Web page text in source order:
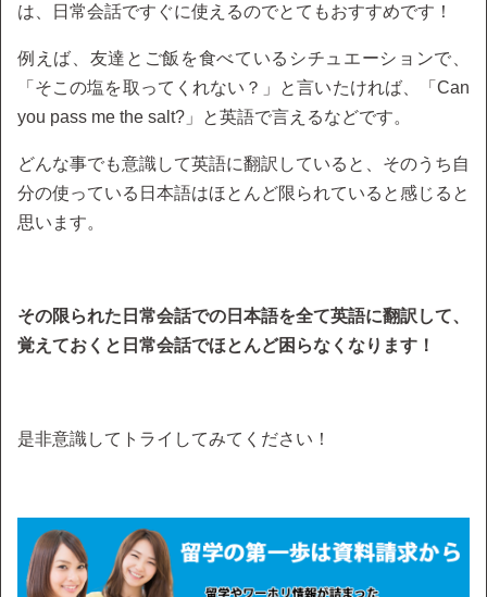
は、日常会話ですぐに使えるのでとてもおすすめです！
例えば、友達とご飯を食べているシチュエーションで、
「そこの塩を取ってくれない？」と言いたければ、「Can
you pass me the salt?」と英語で言えるなどです。
どんな事でも意識して英語に翻訳していると、そのうち自
分の使っている日本語はほとんど限られていると感じると
思います。
その限られた日常会話での日本語を全て英語に翻訳して、
覚えておくと日常会話でほとんど困らなくなります！
是非意識してトライしてみてください！